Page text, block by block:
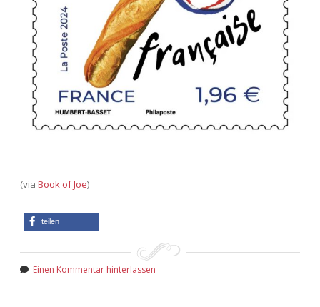
(via Book of Joe)
teilen
Einen Kommentar hinterlassen